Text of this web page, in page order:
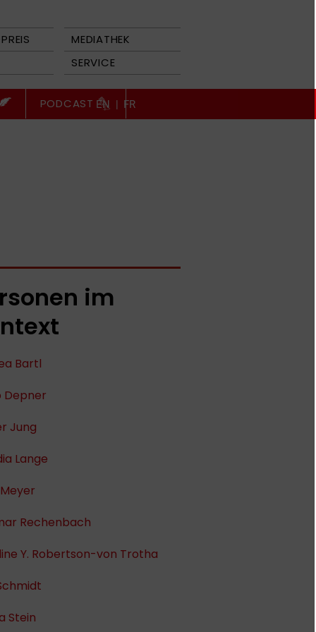
MEDIATHEK
SERVICE
PODCAST EN | FR
im
Bartl
Depner
Jung
Lange
Rechenbach
Y. Robertson-von Trotha
Stein